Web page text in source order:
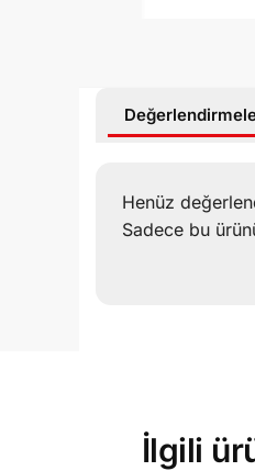
Henüz
Sadece bu
İlgili